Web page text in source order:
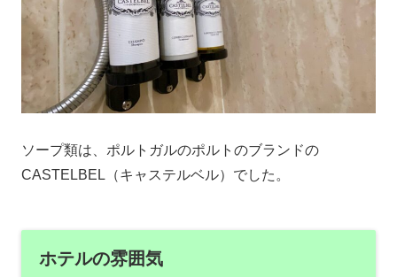
ソープ類は、ポルトガルのポルトのブランドの
CASTELBEL（キャステルベル）でした。
ホテルの雰囲気